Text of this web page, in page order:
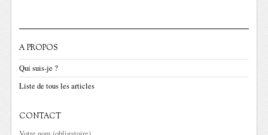
A PROPOS
Qui suis-je ?
Liste de tous les articles
CONTACT